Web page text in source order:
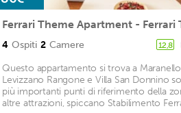
4 Ospiti 2 Camere 12,8
Questo appartamento si trova a
Levizzano Rangone e Villa San Donnino
più importanti punti di riferimento della
altre attrazioni, spiccano Stabilimento